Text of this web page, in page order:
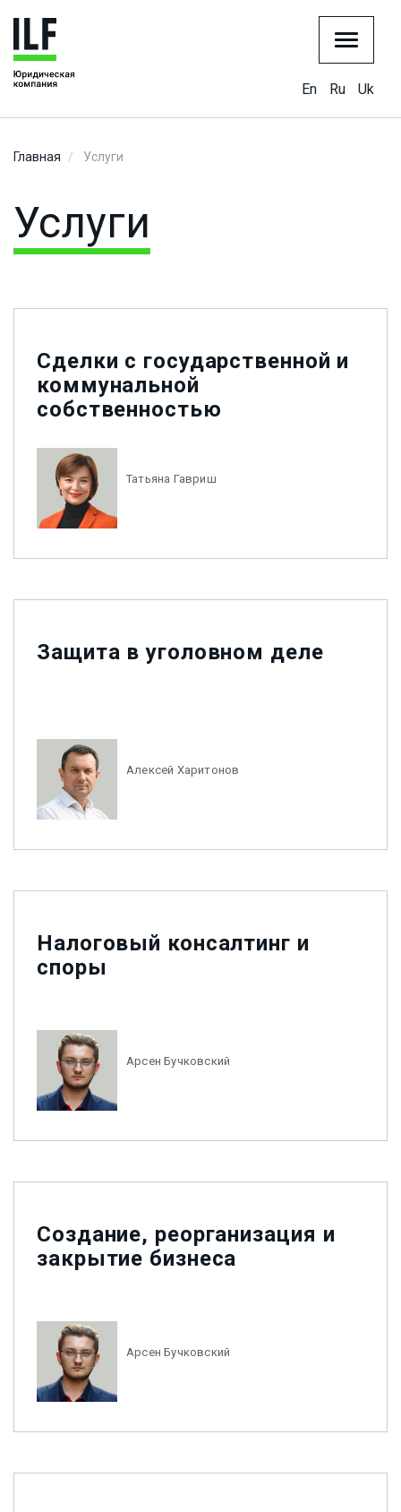
En Ru Uk
Главная Услуги
Услуги
Cделки с государственной и
коммунальной
собственностью
Татьяна Гавриш
Защита в уголовном деле
Алексей Харитонов
Налоговый консалтинг и
споры
Арсен Бучковский
Создание, реорганизация и
закрытие бизнеса
Арсен Бучковский